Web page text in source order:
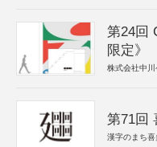
第24回
限定》
株式会社中
第71回
漢字のまち喜